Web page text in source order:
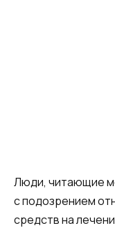
Люди, читающие
с подозрением
средств на